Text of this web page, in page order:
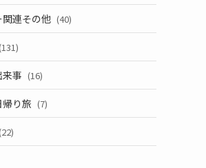
関連その他 (40)
来事 (16)
り旅 (7)